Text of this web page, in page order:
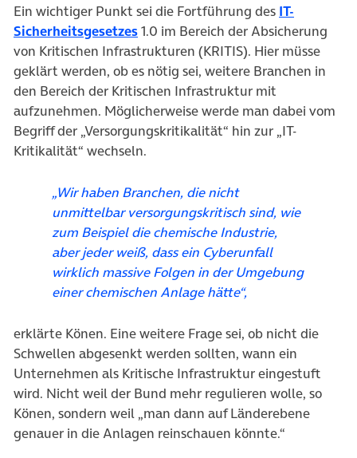
Ein wichtiger Punkt sei die Fortführung des IT-
Sicherheitsgesetzes(öffnet in neuem Tab)
1.0 im Bereich der Absicherung
von Kritischen Infrastrukturen (KRITIS). Hier müsse
geklärt werden, ob es nötig sei, weitere Branchen in
den Bereich der Kritischen Infrastruktur mit
aufzunehmen. Möglicherweise werde man dabei vom
Begriff der „Versorgungskritikalität“ hin zur „IT-
Kritikalität“ wechseln.
„Wir haben Branchen, die nicht
unmittelbar versorgungskritisch sind, wie
zum Beispiel die chemische Industrie,
aber jeder weiß, dass ein Cyberunfall
wirklich massive Folgen in der Umgebung
einer chemischen Anlage hätte“,
erklärte Könen. Eine weitere Frage sei, ob nicht die
Schwellen abgesenkt werden sollten, wann ein
Unternehmen als Kritische Infrastruktur eingestuft
wird. Nicht weil der Bund mehr regulieren wolle, so
Könen, sondern weil „man dann auf Länderebene
genauer in die Anlagen reinschauen könnte.“